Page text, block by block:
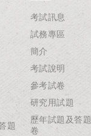
題
考試訊息
試務專區
簡介
考試說明
參考試卷
研究用試題
歷年試題及答題
卷